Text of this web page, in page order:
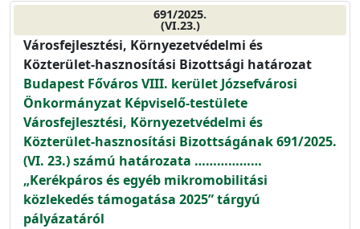
691/2025.
(VI.23.)
Városfejlesztési, Környezetvédelmi és
Közterület-hasznosítási Bizottsági határozat
Budapest Főváros VIII. kerület Józsefvárosi
Önkormányzat Képviselő-testülete
Városfejlesztési, Környezetvédelmi és
Közterület-hasznosítási Bizottságának 691/2025.
(VI. 23.) számú határozata ………………
„Kerékpáros és egyéb mikromobilitási
közlekedés támogatása 2025” tárgyú
pályázatáról